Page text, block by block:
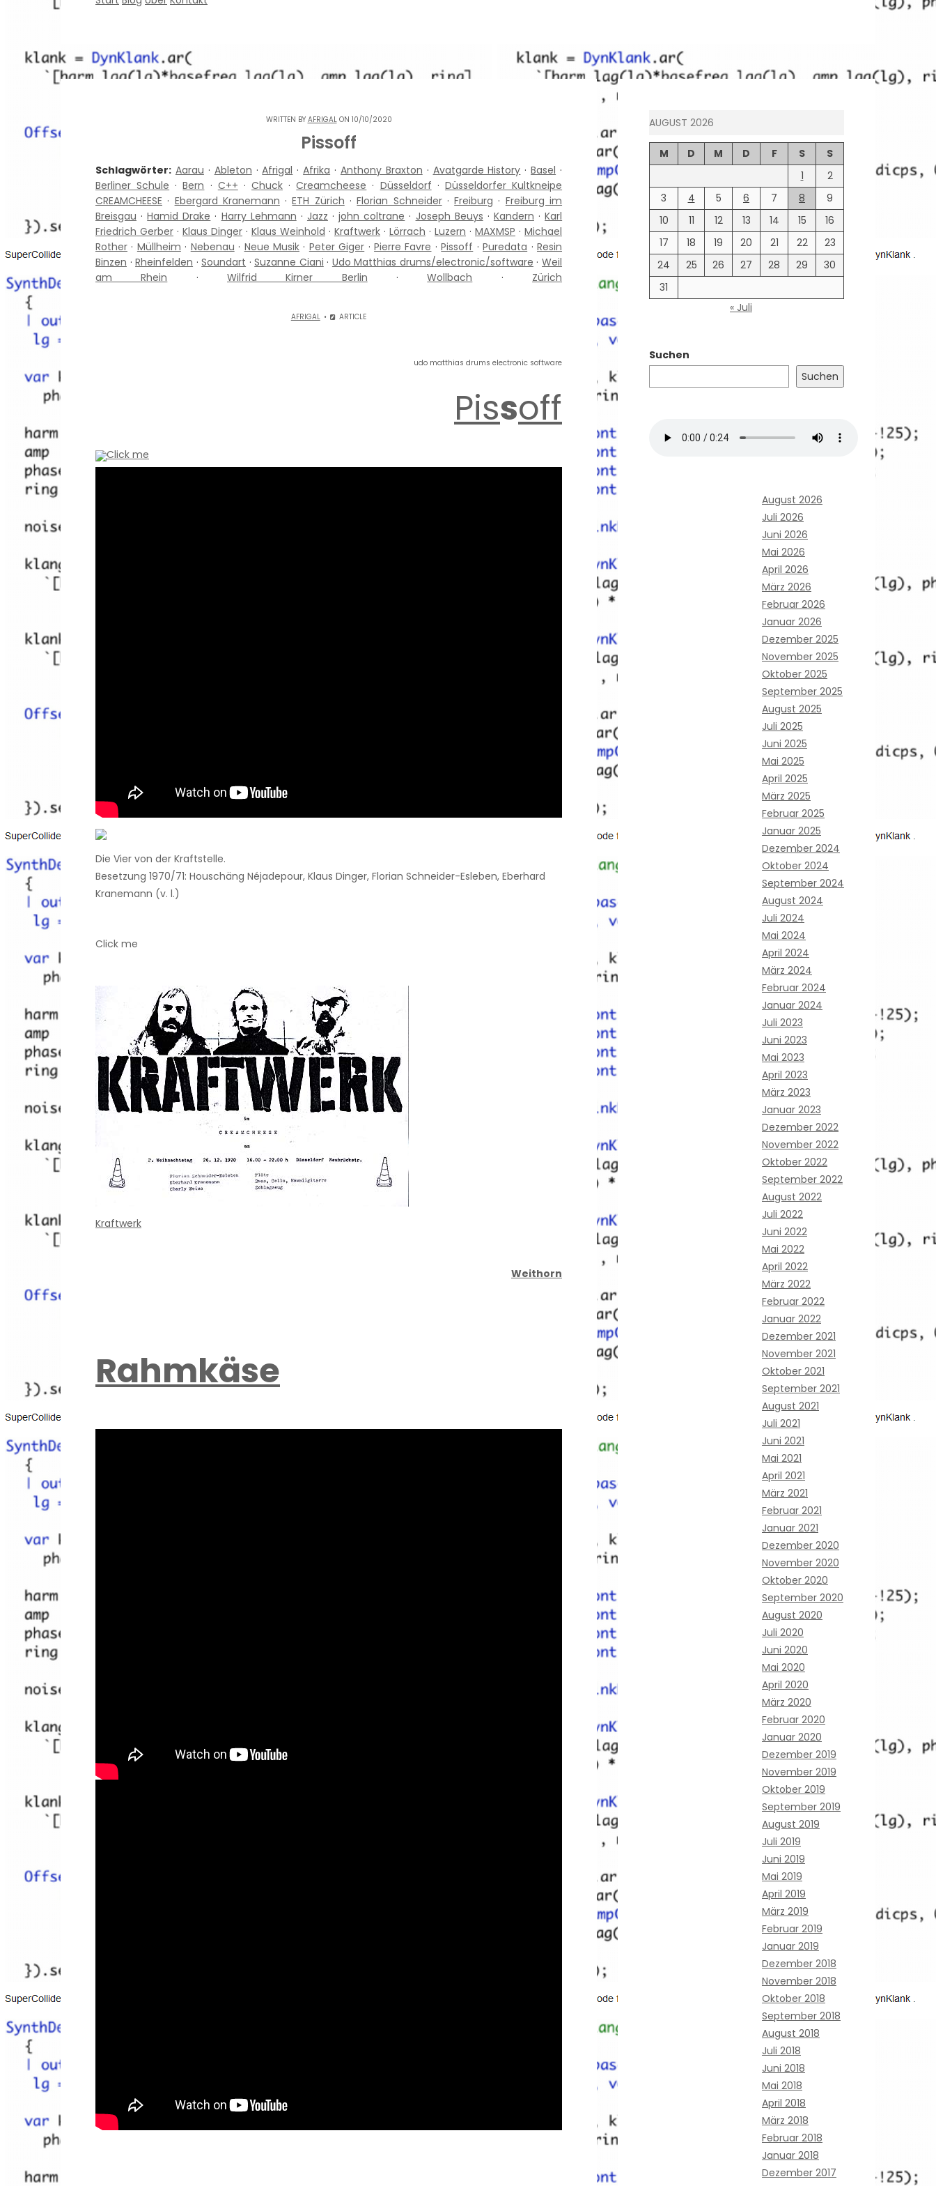
WRITTEN BY AFRIGALON 10/10/2020
Pissoff
Schlagwörter: Aarau · Ableton ·Afrigal ·Afrika · Anthony Braxton · Avatgarde History ·Basel ·
Berliner Schule ·Bern · C++ ·Chuck ·Creamcheese · Düsseldorf · Düsseldorfer Kultkneipe
CREAMCHEESE · Ebergard Kranemann ·ETH Zürich ·Florian Schneider·Freiburg · Freiburg im
Breisgau ·Hamid Drake · Harry Lehmann · Jazz ·john coltrane · Joseph Beuys · Kandern ·Karl
Friedrich Gerber · Klaus Dinger · Klaus Weinhold · Kraftwerk · Lörrach · Luzern · MAXMSP · Michael
Rother · Müllheim · Nebenau · Neue Musik· Peter Giger ·Pierre Favre ·Pissoff ·Puredata ·Resin
Binzen ·Rheinfelden ·Soundart ·Suzanne Ciani · Udo Matthias drums/electronic/software ·Weil
am Rhein ·Wilfrid Kirner Berlin ·Wollbach · Zürich
AFRIGAL ARTICLE
udo matthias drums electronic software
Pissoff
Click me
Die Vier von der Kraftstelle.
Besetzung 1970/71: Houschäng Néjadepour, Klaus Dinger, Florian Schneider-Esleben, Eberhard
Kranemann (v. l.)
Click me
Kraftwerk
Weithorn
Rahmkäse
AUGUST 2026
M D M D F S
S
1
2
3
4 5 6 7 8
9
10
11 12 13 14 15
16
17
18 19 20 21 22
23
24
25 26 27 28 29
30
31
« Juli
Suchen
Suchen
August 2026
Juli 2026
Juni 2026
Mai 2026
April 2026
März 2026
Februar 2026
Januar 2026
Dezember 2025
November 2025
Oktober 2025
September 2025
August 2025
Juli 2025
Juni 2025
Mai 2025
April 2025
März 2025
Februar 2025
Januar 2025
Dezember 2024
Oktober 2024
September 2024
August 2024
Juli 2024
Mai 2024
April 2024
März 2024
Februar 2024
Januar 2024
Juli 2023
Juni 2023
Mai 2023
April 2023
März 2023
Januar 2023
Dezember 2022
November 2022
Oktober 2022
September 2022
August 2022
Juli 2022
Juni 2022
Mai 2022
April 2022
März 2022
Februar 2022
Januar 2022
Dezember 2021
November 2021
Oktober 2021
September 2021
August 2021
Juli 2021
Juni 2021
Mai 2021
April 2021
März 2021
Februar 2021
Januar 2021
Dezember 2020
November 2020
Oktober 2020
September 2020
August 2020
Juli 2020
Juni 2020
Mai 2020
April 2020
März 2020
Februar 2020
Januar 2020
Dezember 2019
November 2019
Oktober 2019
September 2019
August 2019
Juli 2019
Juni 2019
Mai 2019
April 2019
März 2019
Februar 2019
Januar 2019
Dezember 2018
November 2018
Oktober 2018
September 2018
August 2018
Juli 2018
Juni 2018
Mai 2018
April 2018
März 2018
Februar 2018
Januar 2018
Dezember 2017